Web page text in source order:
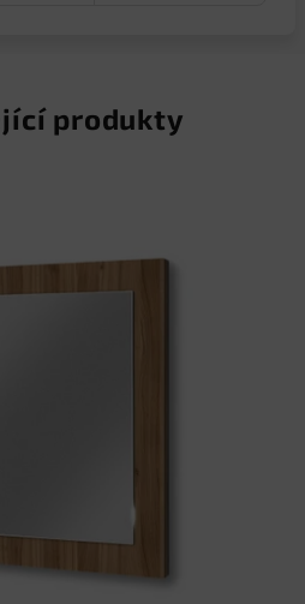
produkty